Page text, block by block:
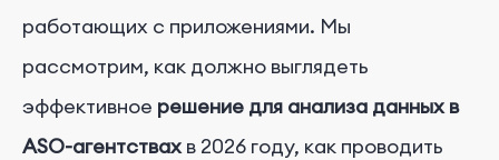
работающих с приложениями. Мы
рассмотрим, как должно выглядеть
эффективное решение для анализа данных в
ASO-агентствахв 2026 году, как проводить